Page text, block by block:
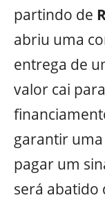
partindo de
abriu uma
entrega de
valor cai para
garantir
pagar um
será abatido